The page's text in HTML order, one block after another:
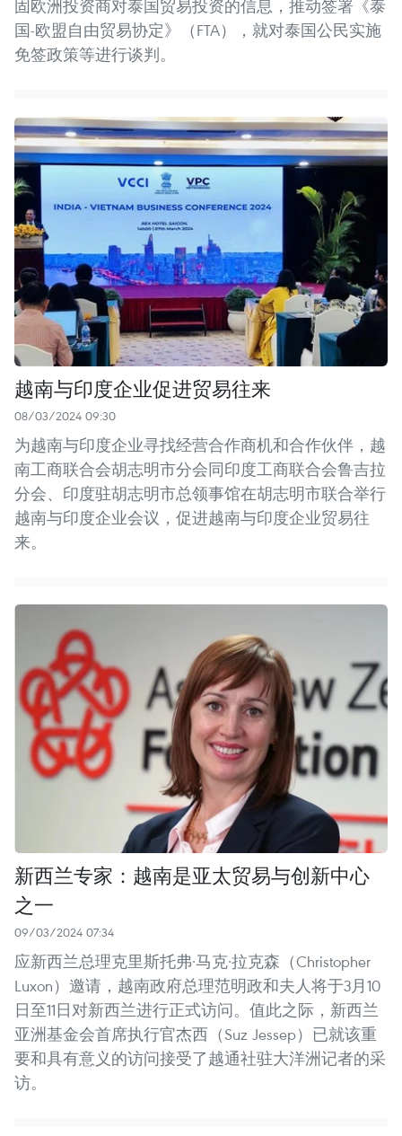
固欧洲投资商对泰国贸易投资的信息，推动签署《泰
国-欧盟自由贸易协定》（FTA），就对泰国公民实施
免签政策等进行谈判。
越南与印度企业促进贸易往来
08/03/2024 09:30
为越南与印度企业寻找经营合作商机和合作伙伴，越
南工商联合会胡志明市分会同印度工商联合会鲁吉拉
分会、印度驻胡志明市总领事馆在胡志明市联合举行
越南与印度企业会议，促进越南与印度企业贸易往
来。
新西兰专家：越南是亚太贸易与创新中心
之一
09/03/2024 07:34
应新西兰总理克里斯托弗·马克·拉克森（Christopher
Luxon）邀请，越南政府总理范明政和夫人将于3月10
日至11日对新西兰进行正式访问。值此之际，新西兰
亚洲基金会首席执行官杰西（Suz Jessep）已就该重
要和具有意义的访问接受了越通社驻大洋洲记者的采
访。